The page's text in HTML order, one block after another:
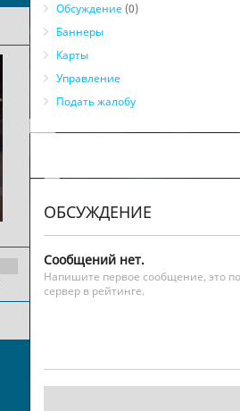
Обсуждение(0)
Баннеры
Карты
Управление
Подать жалобу
ОБСУЖДЕНИЕ
Сообщений нет.
Напишите первое сообщение, это
сервер в рейтинге.